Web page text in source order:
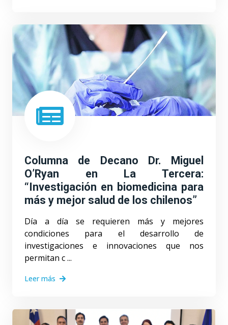
Columna de Decano Dr. Miguel
O’Ryan en La Tercera:
“Investigación en biomedicina para
más y mejor salud de los chilenos”
Día a día se requieren más y mejores
condiciones para el desarrollo de
investigaciones e innovaciones que nos
permitan c ...
Leer más